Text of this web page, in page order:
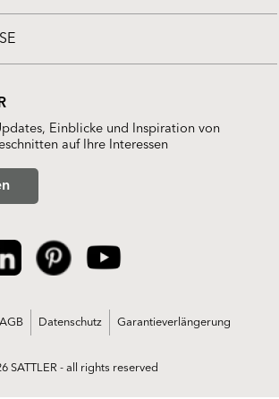
Einblicke und Inspiration von
auf Ihre Interessen
AGB Datenschutz Garantieverlängerung
SATTLER - all rights reserved